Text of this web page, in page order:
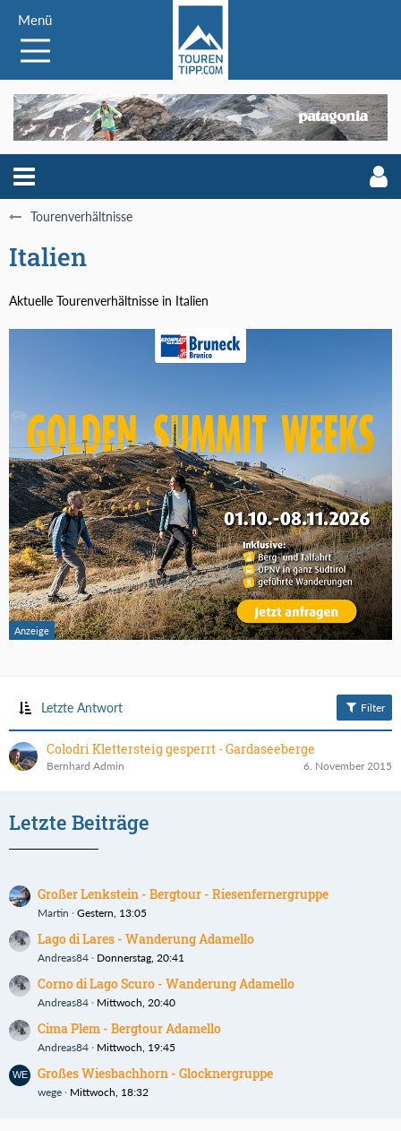
Menü
Tourenverhältnisse
Italien
Aktuelle Tourenverhältnisse in Italien
Letzte Antwort Filter
Colodri Klettersteig gesperrt - Gardaseeberge
Bernhard Admin 6. November 2015
Letzte Beiträge
Großer Lenkstein - Bergtour - Riesenfernergruppe
Martin Gestern, 13:05
Lago di Lares - Wanderung Adamello
Andreas84 Donnerstag, 20:41
Corno di Lago Scuro - Wanderung Adamello
Andreas84 Mittwoch, 20:40
Cima Plem - Bergtour Adamello
Andreas84 Mittwoch, 19:45
Großes Wiesbachhorn - Glocknergruppe
wege Mittwoch, 18:32